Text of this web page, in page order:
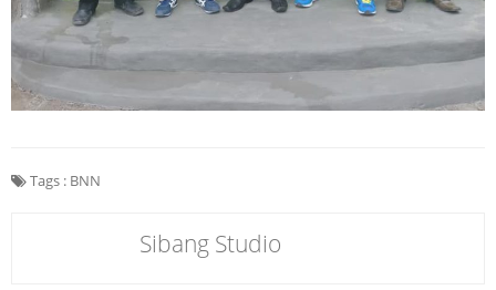
Tags : BNN
Sibang Studio